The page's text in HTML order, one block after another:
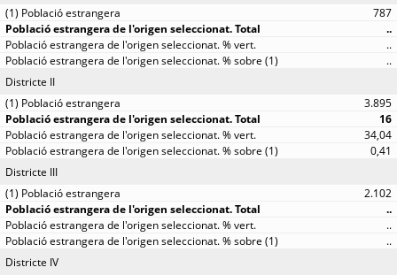
787
..
..
..
Districte II
3.895
16
34,04
0,41
Districte III
2.102
..
..
..
Districte IV